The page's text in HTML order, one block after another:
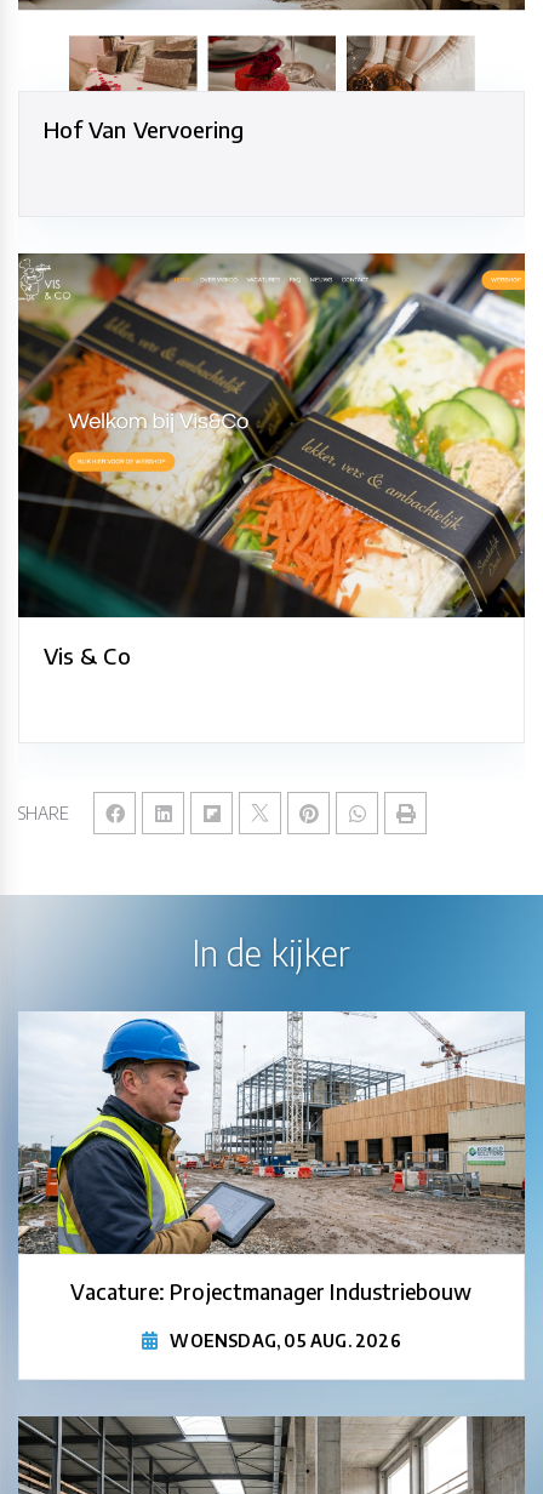
SHARE
Hof Van Vervoering
Vis & Co
In de kijker
Vacature: Projectmanager Industriebouw
WOENSDAG, 05 AUG. 2026